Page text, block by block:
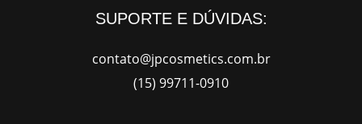
SUPORTE E DÚVIDAS:
contato@jpcosmetics.com.br
(15) 99711-0910